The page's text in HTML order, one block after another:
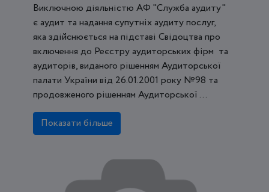
Виключною діяльністю АФ "Служба аудиту"
є аудит та надання супутніх аудиту послуг,
яка здійснюється на підставі Свідоцтва про
включення до Реєстру аудиторських фірм та
аудиторів, виданого рішенням Аудиторської
палати України від 26.01.2001 року №98 та
продовженого рішенням Аудиторської ...
Показати більше